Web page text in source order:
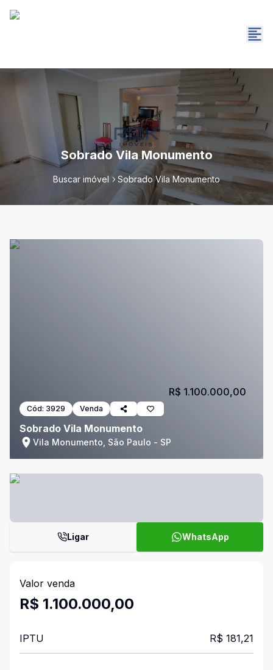
Sobrado Vila Monumento
Buscar imóvel Sobrado Vila Monumento
Cód: 3929 Venda
Sobrado Vila Monumento
Vila Monumento, São Paulo - SP
R$ 1.100.000,00
Ligar WhatsApp
Valor venda
R$ 1.100.000,00
IPTU R$ 181,21